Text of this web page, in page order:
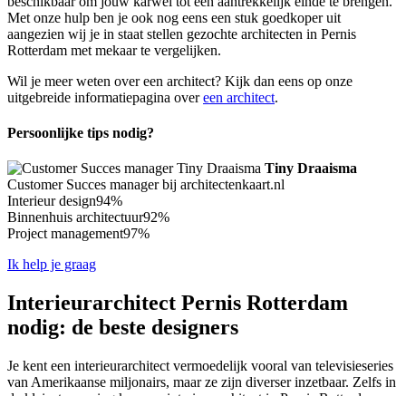
Met onze hulp ben je ook nog eens een stuk goedkoper uit
aangezien wij je in staat stellen gezochte architecten in Pernis
Rotterdam met mekaar te vergelijken.
Wil je meer weten over een architect? Kijk dan eens op onze
uitgebreide informatiepagina overeen architect.
Persoonlijke tips nodig?
Tiny Draaisma
Customer Succes manager bij architectenkaart.nl
Interieur design94%
Binnenhuis architectuur92%
Project management97%
Ik help je graag
Interieurarchitect Pernis Rotterdam
nodig: de beste designers
Je kent een interieurarchitect vermoedelijk vooral van televisieseries
van Amerikaanse miljonairs, maar ze zijn diverser inzetbaar. Zelfs in